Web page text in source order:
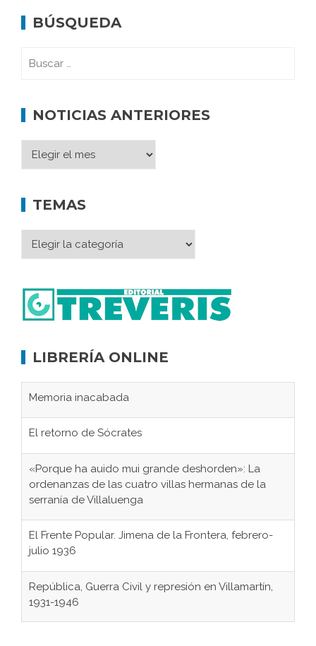
BÚSQUEDA
NOTICIAS ANTERIORES
TEMAS
LIBRERÍA ONLINE
Memoria inacabada
El retorno de Sócrates
«Porque ha auido mui grande deshorden»: La
ordenanzas de las cuatro villas hermanas de la
serranía de Villaluenga
El Frente Popular. Jimena de la Frontera, febrero-
julio 1936
República, Guerra Civil y represión en Villamartín,
1931-1946